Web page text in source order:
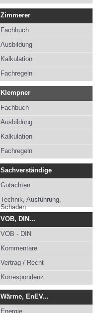
Zimmerer
Fachbuch
Ausbildung
Kalkulation
Fachregeln
Klempner
Fachbuch
Ausbildung
Kalkulation
Fachregeln
Sachverständige
Gutachten
Technik, Ausführung,
Schäden
VOB, DIN...
VOB - DIN
Kommentare
Vertrag / Recht
Korrespondenz
Wärme, EnEV...
Energie